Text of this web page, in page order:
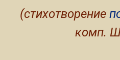
(стихотворение
комп.